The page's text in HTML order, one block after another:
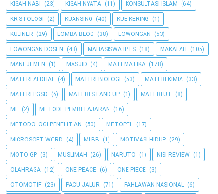
KISAH NABI (23) KISAH NYATA (11) KONSULTASI ISLAM (64)
KRISTOLOGI (2) KUANSING (40) KUE KERING (1)
KULINER (29) LOMBA BLOG (38) LOWONGAN (53)
LOWONGAN DOSEN (43) MAHASISWA IPTS (18) MAKALAH (105)
MANEJEMEN (1) MASJID (4) MATEMATIKA (178)
MATERI AFDHAL (4) MATERI BIOLOGI (53) MATERI KIMIA (33)
MATERI PGSD (6) MATERI STAND UP (1) MATERI UT (8)
ME (2) METODE PEMBELAJARAN (16)
METODOLOGI PENELITIAN (50) METOPEL (17)
MICROSOFT WORD (4) MLBB (1) MOTIVASI HIDUP (29)
MOTO GP (3) MUSLIMAH (26) NARUTO (1) NISI REVIEW (1)
OLAHRAGA (12) ONE PEACE (6) ONE PIECE (3)
OTOMOTIF (23) PACU JALUR (71) PAHLAWAN NASIONAL (6)